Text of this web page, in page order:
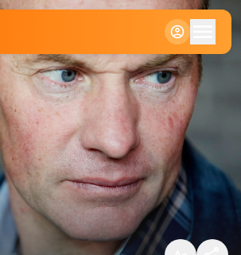
Klein
Standaard
Groot